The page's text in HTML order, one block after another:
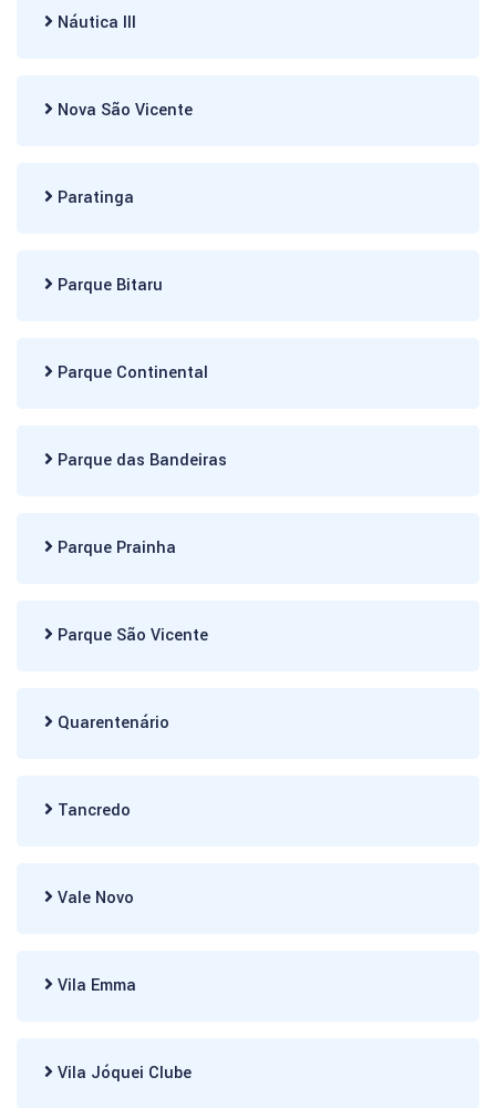
Náutica III
Nova São Vicente
Paratinga
Parque Bitaru
Parque Continental
Parque das Bandeiras
Parque Prainha
Parque São Vicente
Quarentenário
Tancredo
Vale Novo
Vila Emma
Vila Jóquei Clube